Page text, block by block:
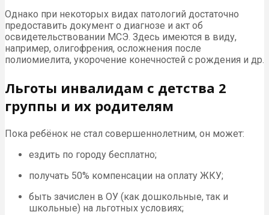
Однако при некоторых видах патологий достаточно
предоставить документ о диагнозе и акт об
освидетельствовании МСЭ. Здесь имеются в виду,
например, олигофрения, осложнения после
полиомиелита, укорочение конечностей с рождения и др.
Льготы инвалидам с детства 2
группы и их родителям
Пока ребёнок не стал совершеннолетним, он может:
ездить по городу бесплатно;
получать 50% компенсации на оплату ЖКУ;
быть зачислен в ОУ (как дошкольные, так и
школьные) на льготных условиях;